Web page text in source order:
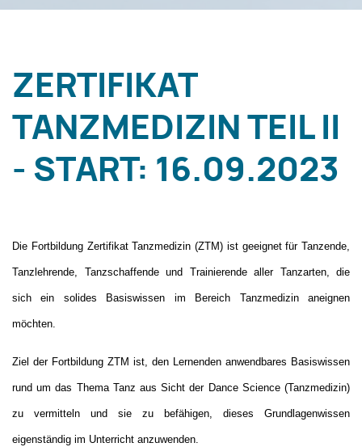
ZERTIFIKAT
TANZMEDIZIN TEIL II
- START: 16.09.2023
Die Fortbildung Zertifikat Tanzmedizin (ZTM) ist geeignet für Tanzende,
Tanzlehrende, Tanzschaffende und Trainierende aller Tanzarten, die
sich ein solides Basiswissen im Bereich Tanzmedizin aneignen
möchten.
Ziel der Fortbildung ZTM ist, den Lernenden anwendbares Basiswissen
rund um das Thema Tanz aus Sicht der Dance Science (Tanzmedizin)
zu vermitteln und sie zu befähigen, dieses Grundlagenwissen
eigenständig im Unterricht anzuwenden.